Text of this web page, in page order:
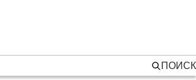
ПОИСК